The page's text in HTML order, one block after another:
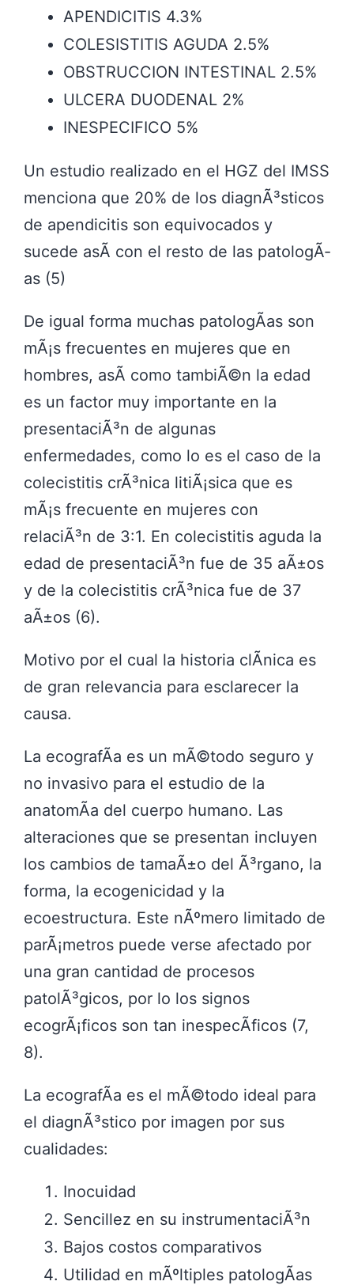
APENDICITIS 4.3%
COLESISTITIS AGUDA 2.5%
OBSTRUCCION INTESTINAL 2.5%
ULCERA DUODENAL 2%
INESPECIFICO 5%
Un estudio realizado en el HGZ del IMSS
menciona que 20% de los diagnÃ³sticos
de apendicitis son equivocados y
sucede asÃ­ con el resto de las patologÃ­
as (5)
De igual forma muchas patologÃ­as son
mÃ¡s frecuentes en mujeres que en
hombres, asÃ­ como tambiÃ©n la edad
es un factor muy importante en la
presentaciÃ³n de algunas
enfermedades, como lo es el caso de la
colecistitis crÃ³nica litiÃ¡sica que es
mÃ¡s frecuente en mujeres con
relaciÃ³n de 3:1. En colecistitis aguda la
edad de presentaciÃ³n fue de 35 aÃ±os
y de la colecistitis crÃ³nica fue de 37
aÃ±os (6).
Motivo por el cual la historia clÃ­nica es
de gran relevancia para esclarecer la
causa.
La ecografÃ­a es un mÃ©todo seguro y
no invasivo para el estudio de la
anatomÃ­a del cuerpo humano. Las
alteraciones que se presentan incluyen
los cambios de tamaÃ±o del Ã³rgano, la
forma, la ecogenicidad y la
ecoestructura. Este nÃºmero limitado de
parÃ¡metros puede verse afectado por
una gran cantidad de procesos
patolÃ³gicos, por lo los signos
ecogrÃ¡ficos son tan inespecÃ­ficos (7,
8).
La ecografÃ­a es el mÃ©todo ideal para
el diagnÃ³stico por imagen por sus
cualidades:
Inocuidad
Sencillez en su instrumentaciÃ³n
Bajos costos comparativos
Utilidad en mÃºltiples patologÃ­as